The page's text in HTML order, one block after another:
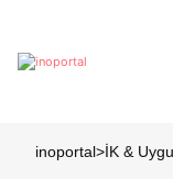
inoportal>İK &